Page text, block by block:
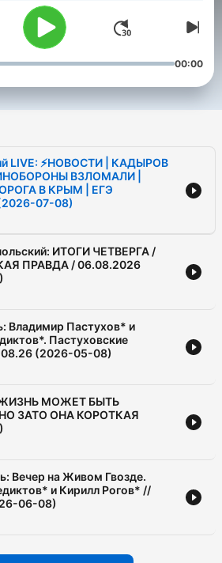
00:00
LIVE: ⚡️НОВОСТИ | КАДЫРОВ
ВЗЛОМАЛИ |
В КРЫМ | ЕГЭ
07-08)
ИТОГИ ЧЕТВЕРГА /
ПРАВДА / 06.08.2026
Владимир Пастухов* и
Пастуховские
(2026-05-08)
ЖИЗНЬ МОЖЕТ БЫТЬ
ЗАТО ОНА КОРОТКАЯ
Вечер на Живом Гвозде.
и Кирилл Рогов* //
06-08)